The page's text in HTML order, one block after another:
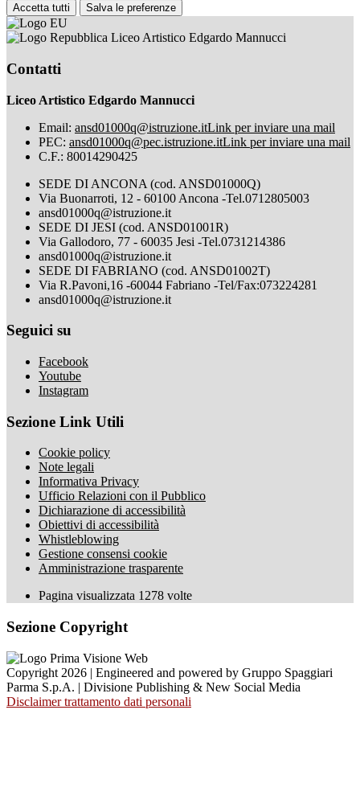
Accetta tutti Salva le preferenze
Liceo Artistico Edgardo Mannucci
Contatti
Liceo Artistico Edgardo Mannucci
Email: ansd01000q@istruzione.itLink per inviare una mail
PEC: ansd01000q@pec.istruzione.itLink per inviare una mail
C.F.: 80014290425
SEDE DI ANCONA (cod. ANSD01000Q)
Via Buonarroti, 12 - 60100 Ancona -Tel.0712805003
ansd01000q@istruzione.it
SEDE DI JESI (cod. ANSD01001R)
Via Gallodoro, 77 - 60035 Jesi -Tel.0731214386
ansd01000q@istruzione.it
SEDE DI FABRIANO (cod. ANSD01002T)
Via R.Pavoni,16 -60044 Fabriano -Tel/Fax:073224281
ansd01000q@istruzione.it
Seguici su
Facebook
Youtube
Instagram
Sezione Link Utili
Cookie policy
Note legali
Informativa Privacy
Ufficio Relazioni con il Pubblico
Dichiarazione di accessibilità
Obiettivi di accessibilità
Whistleblowing
Gestione consensi cookie
Amministrazione trasparente
Pagina visualizzata 1278 volte
Sezione Copyright
Copyright 2026 | Engineered and powered by Gruppo Spaggiari
Parma S.p.A. | Divisione Publishing & New Social Media
Disclaimer trattamento dati personali